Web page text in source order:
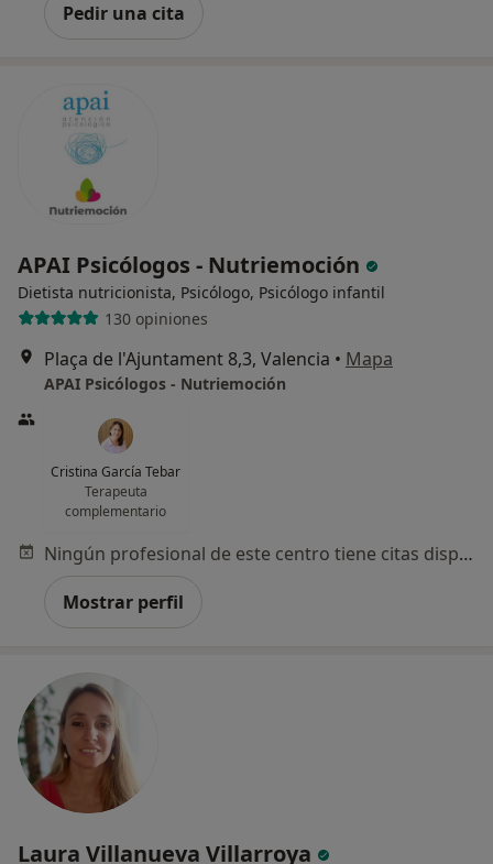
Pedir una cita
APAI Psicólogos - Nutriemoción
Dietista nutricionista, Psicólogo, Psicólogo infantil
130 opiniones
Plaça de l'Ajuntament 8,3, Valencia • Mapa
APAI Psicólogos - Nutriemoción
Cristina García Tebar
Terapeuta
complementario
Ningún profesional de este centro tiene citas disponibles
Mostrar perfil
Laura Villanueva Villarroya